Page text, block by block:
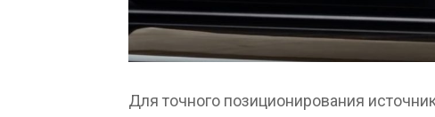
Для точного позиционирования